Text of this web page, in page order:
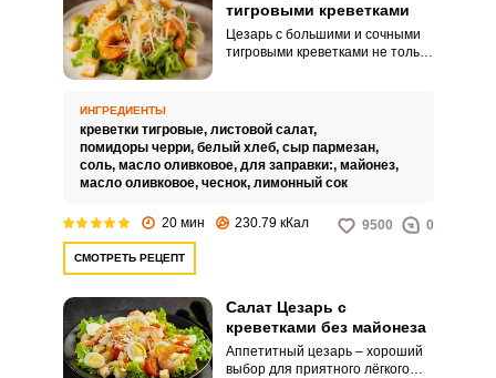
тигровыми креветками
Цезарь с большими и сочными
тигровыми креветками не только
заправку легко приготовить за
короткое время.
ИНГРЕДИЕНТЫ
креветки тигровые, листовой салат,
помидоры черри, белый хлеб, сыр пармезан,
соль, масло оливковое, для заправки:, майонез,
масло оливковое, чеснок, лимонный сок
20 мин 230.79 кКал 9500 0
СМОТРЕТЬ РЕЦЕПТ
Салат Цезарь с
креветками без майонеза
Аппетитный цезарь – хороший
выбор для приятного лёгкого